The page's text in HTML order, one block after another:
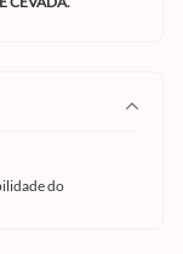
do